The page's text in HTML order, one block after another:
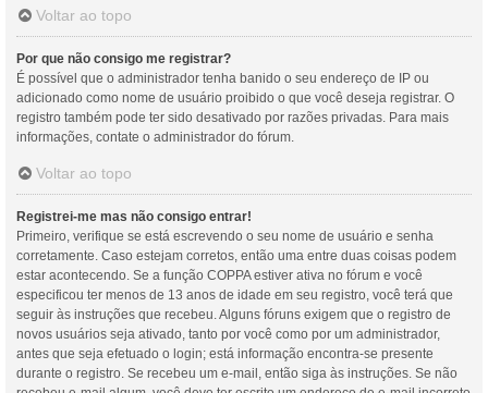
Voltar ao topo
Por que não consigo me registrar?
É possível que o administrador tenha banido o seu endereço de IP ou
adicionado como nome de usuário proibido o que você deseja registrar. O
registro também pode ter sido desativado por razões privadas. Para mais
informações, contate o administrador do fórum.
Voltar ao topo
Registrei-me mas não consigo entrar!
Primeiro, verifique se está escrevendo o seu nome de usuário e senha
corretamente. Caso estejam corretos, então uma entre duas coisas podem
estar acontecendo. Se a função COPPA estiver ativa no fórum e você
especificou ter menos de 13 anos de idade em seu registro, você terá que
seguir às instruções que recebeu. Alguns fóruns exigem que o registro de
novos usuários seja ativado, tanto por você como por um administrador,
antes que seja efetuado o login; está informação encontra-se presente
durante o registro. Se recebeu um e-mail, então siga às instruções. Se não